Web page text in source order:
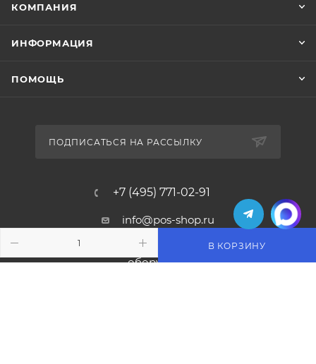
В КОРЗИНУ
КОМПАНИЯ
ИНФОРМАЦИЯ
ПОМОЩЬ
ПОДПИСАТЬСЯ НА РАССЫЛКУ
+7 (495) 771-02-91
info@pos-shop.ru
Магазин Интелис торговое
оборудование